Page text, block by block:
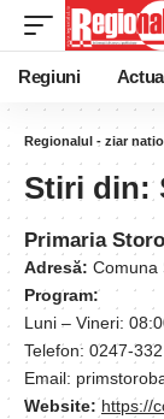
Regiuni
Regionalul - ziar
Stiri din:
Primaria
Adresă: Comuna
Program:
Luni – Vineri:
Telefon: 0247-
Email:
Website: https://